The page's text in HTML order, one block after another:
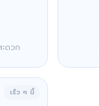
ะดวก
เร็ว ๆ นี้